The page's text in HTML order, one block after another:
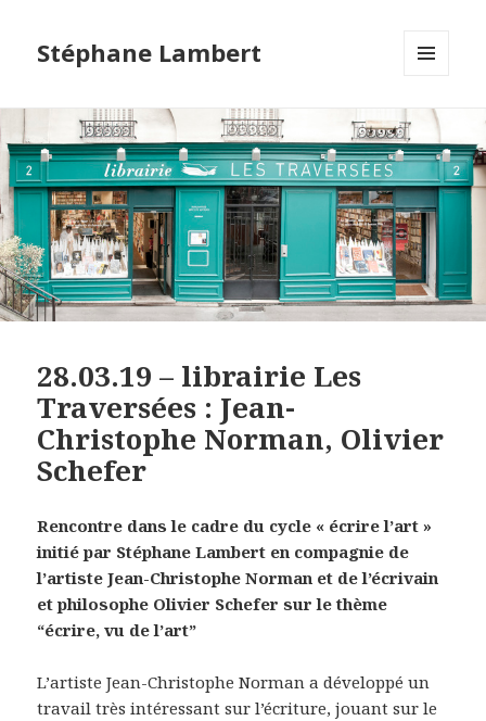
Stéphane Lambert
WIDGETS
28.03.19 – librairie Les
Traversées : Jean-
Christophe Norman, Olivier
Schefer
Rencontre dans le cadre du cycle « écrire l’art »
initié par Stéphane Lambert en compagnie de
l’artiste Jean-Christophe Norman et de l’écrivain
et philosophe Olivier Schefer sur le thème
“écrire, vu de l’art”
L’artiste Jean-Christophe Norman a développé un
travail très intéressant sur l’écriture, jouant sur le